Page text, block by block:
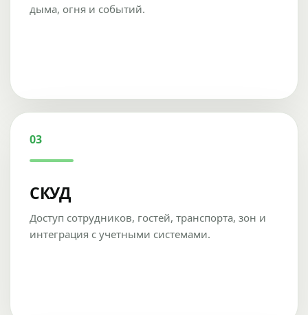
дыма, огня и событий.
03
СКУД
Доступ сотрудников, гостей, транспорта, зон и
интеграция с учетными системами.